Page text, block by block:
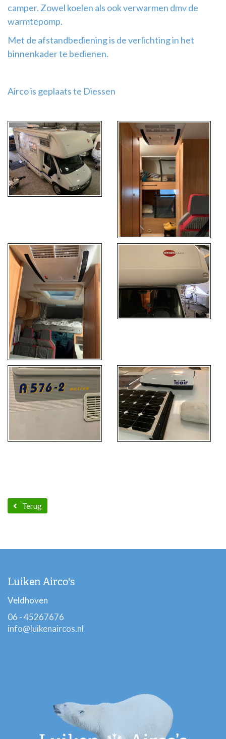
camper. Zowel koelen als ook verwarmen dmv de
warmtepomp.
Met de afstandbediening is de verlichting in het
binnenkader te bedienen.
Airco is geplaats te Diessen
Terug
Luiken Airco's
Veldhoven
06 - 45267676
info@luikenaircos.nl